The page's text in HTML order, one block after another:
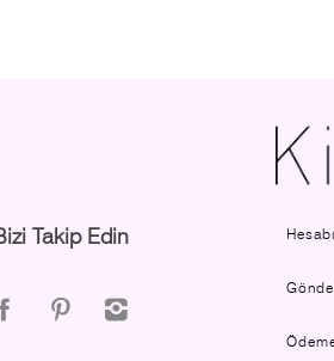
Takip Edin